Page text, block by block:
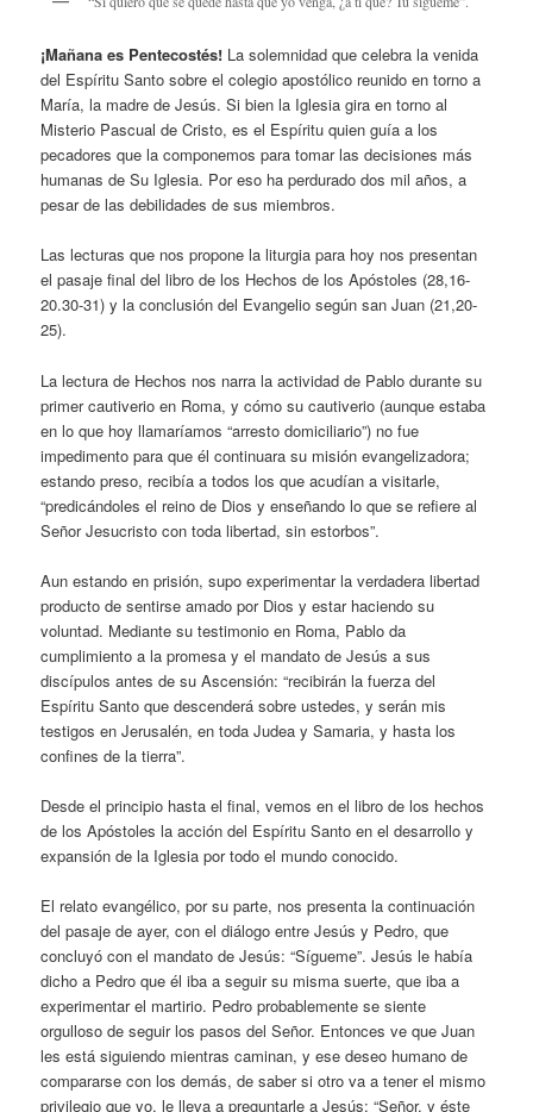
¡Mañana es Pentecostés! La solemnidad que celebra la venida
del Espíritu Santo sobre el colegio apostólico reunido en torno a
María, la madre de Jesús. Si bien la Iglesia gira en torno al
Misterio Pascual de Cristo, es el Espíritu quien guía a los
pecadores que la componemos para tomar las decisiones más
humanas de Su Iglesia. Por eso ha perdurado dos mil años, a
pesar de las debilidades de sus miembros.
Las lecturas que nos propone la liturgia para hoy nos presentan
el pasaje final del libro de los Hechos de los Apóstoles (28,16-
20.30-31) y la conclusión del Evangelio según san Juan (21,20-
25).
La lectura de Hechos nos narra la actividad de Pablo durante su
primer cautiverio en Roma, y cómo su cautiverio (aunque estaba
en lo que hoy llamaríamos “arresto domiciliario”) no fue
impedimento para que él continuara su misión evangelizadora;
estando preso, recibía a todos los que acudían a visitarle,
“predicándoles el reino de Dios y enseñando lo que se refiere al
Señor Jesucristo con toda libertad, sin estorbos”.
Aun estando en prisión, supo experimentar la verdadera libertad
producto de sentirse amado por Dios y estar haciendo su
voluntad. Mediante su testimonio en Roma, Pablo da
cumplimiento a la promesa y el mandato de Jesús a sus
discípulos antes de su Ascensión: “recibirán la fuerza del
Espíritu Santo que descenderá sobre ustedes, y serán mis
testigos en Jerusalén, en toda Judea y Samaria, y hasta los
confines de la tierra”.
Desde el principio hasta el final, vemos en el libro de los hechos
de los Apóstoles la acción del Espíritu Santo en el desarrollo y
expansión de la Iglesia por todo el mundo conocido.
El relato evangélico, por su parte, nos presenta la continuación
del pasaje de ayer, con el diálogo entre Jesús y Pedro, que
concluyó con el mandato de Jesús: “Sígueme”. Jesús le había
dicho a Pedro que él iba a seguir su misma suerte, que iba a
experimentar el martirio. Pedro probablemente se siente
orgulloso de seguir los pasos del Señor. Entonces ve que Juan
les está siguiendo mientras caminan, y ese deseo humano de
compararse con los demás, de saber si otro va a tener el mismo
privilegio que yo, le lleva a preguntarle a Jesús: “Señor, y éste